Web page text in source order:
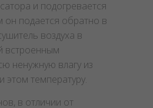
и подогревается
он подается обратно в
воздуха в
встроенным
ненужную влагу из
этом температуру.
в отличии от